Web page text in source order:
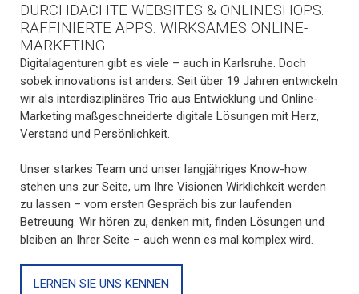
DURCHDACHTE WEBSITES & ONLINESHOPS.
RAFFINIERTE APPS. WIRKSAMES ONLINE-
MARKETING.
Digitalagenturen gibt es viele – auch in Karlsruhe. Doch
sobek innovations ist anders: Seit über 19 Jahren entwickeln
wir als interdisziplinäres Trio aus Entwicklung und Online-
Marketing maßgeschneiderte digitale Lösungen mit Herz,
Verstand und Persönlichkeit.
Unser starkes Team und unser langjähriges Know-how
stehen uns zur Seite, um Ihre Visionen Wirklichkeit werden
zu lassen – vom ersten Gespräch bis zur laufenden
Betreuung. Wir hören zu, denken mit, finden Lösungen und
bleiben an Ihrer Seite – auch wenn es mal komplex wird.
LERNEN SIE UNS KENNEN